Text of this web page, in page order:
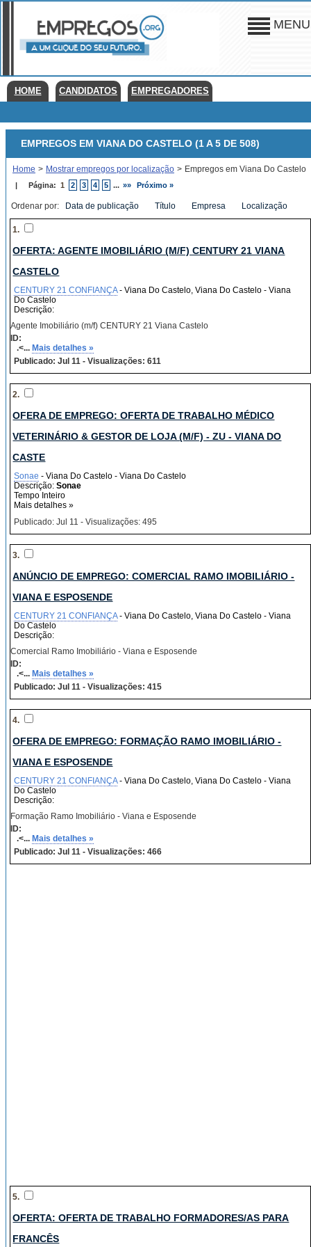
MENU
HOME CANDIDATOS EMPREGADORES
EMPREGOS EM VIANA DO CASTELO (1 A 5 DE 508)
Home > Mostrar empregos por localização > Empregos em Viana Do Castelo
| Página: 1 2 3 4 5 ... »» Próximo »
Ordenar por: Data de publicação Título Empresa Localização
1.
OFERTA: AGENTE IMOBILIÁRIO (M/F) CENTURY 21 VIANA
CASTELO
CENTURY 21 CONFIANÇA- Viana Do Castelo, Viana Do Castelo - Viana
Do Castelo
Descrição:
Agente Imobiliário (m/f) CENTURY 21 Viana Castelo
ID:
.<... Mais detalhes »
Publicado: Jul 11 - Visualizações: 611
2.
OFERA DE EMPREGO: OFERTA DE TRABALHO MÉDICO
VETERINÁRIO & GESTOR DE LOJA (M/F) - ZU - VIANA DO
CASTE
Sonae - Viana Do Castelo - Viana Do Castelo
Descrição: Sonae
Tempo Inteiro
Mais detalhes »
Publicado: Jul 11 - Visualizações: 495
3.
ANÚNCIO DE EMPREGO: COMERCIAL RAMO IMOBILIÁRIO -
VIANA E ESPOSENDE
CENTURY 21 CONFIANÇA- Viana Do Castelo, Viana Do Castelo - Viana
Do Castelo
Descrição:
Comercial Ramo Imobiliário - Viana e Esposende
ID:
.<... Mais detalhes »
Publicado: Jul 11 - Visualizações: 415
4.
OFERA DE EMPREGO: FORMAÇÃO RAMO IMOBILIÁRIO -
VIANA E ESPOSENDE
CENTURY 21 CONFIANÇA- Viana Do Castelo, Viana Do Castelo - Viana
Do Castelo
Descrição:
Formação Ramo Imobiliário - Viana e Esposende
ID:
.<... Mais detalhes »
Publicado: Jul 11 - Visualizações: 466
5.
OFERTA: OFERTA DE TRABALHO FORMADORES/AS PARA
FRANCÊS